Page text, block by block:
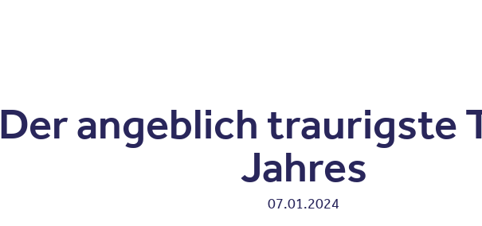
Der angeblich traurigste
Jahres
07.01.2024